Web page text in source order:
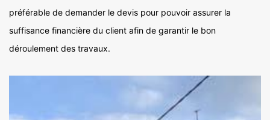
préférable de demander le devis pour pouvoir assurer la
suffisance financière du client afin de garantir le bon
déroulement des travaux.